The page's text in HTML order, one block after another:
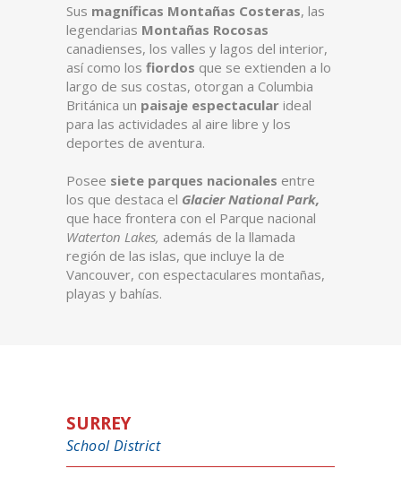
Sus magníficas Montañas Costeras, las
legendarias Montañas Rocosas
canadienses, los valles y lagos del interior,
así como los fiordos que se extienden a lo
largo de sus costas, otorgan a Columbia
Británica un paisaje espectacular ideal
para las actividades al aire libre y los
deportes de aventura.
Posee siete parques nacionales entre
los que destaca el Glacier National Park,
que hace frontera con el Parque nacional
Waterton Lakes, además de la llamada
región de las islas, que incluye la de
Vancouver, con espectaculares montañas,
playas y bahías.
SURREY
School District